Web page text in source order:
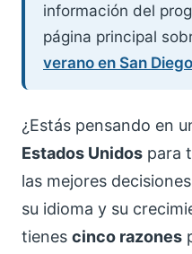
información del
página principal
verano en San Diego
¿Estás pensando en
Estados Unidos para
las mejores
su idioma y su
tienes cinco razones